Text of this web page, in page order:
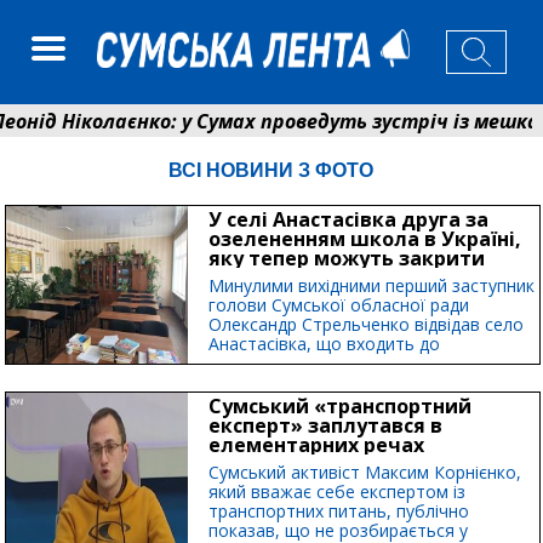
у Сумах проведуть зустріч із
ВСІ НОВИНИ З ФОТО
У селі Анастасівка друга за
озелененням школа в Україні,
яку тепер можуть закрити
Минулими вихідними перший заступник
голови Сумської обласної ради
Олександр Стрельченко відвідав село
Анастасівка, що входить до
Андріяшівської територіальної
соціальної сфери,...
Сумський «транспортний
експерт» заплутався в
елементарних речах
Сумський активіст Максим Корнієнко,
який вважає себе експертом із
транспортних питань, публічно
показав, що не розбирається у